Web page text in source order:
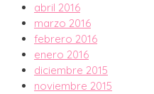
abril 2016
marzo 2016
febrero 2016
enero 2016
diciembre 2015
noviembre 2015